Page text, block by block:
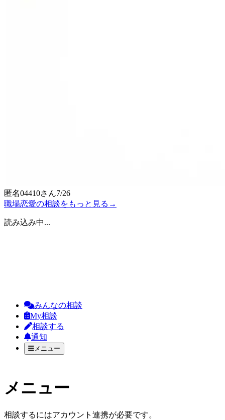
匿名04410さん7/26
職場恋愛の相談をもっと見る →
読み込み中...
みんなの相談
My相談
相談する
通知
メニュー
メニュー
相談するにはアカウント連携が必要です。